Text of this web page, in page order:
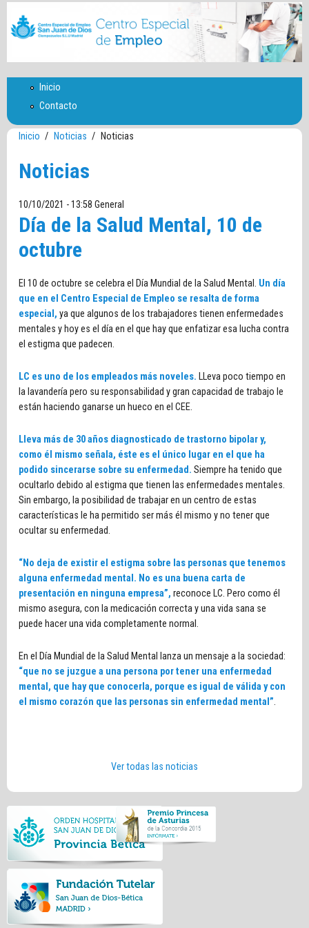
Inicio
Contacto
Inicio / Noticias / Noticias
Noticias
10/10/2021 - 13:58 General
Día de la Salud Mental, 10 de
octubre
El 10 de octubre se celebra el Día Mundial de la Salud Mental. Un día
que en el Centro Especial de Empleo se resalta de forma
especial, ya que algunos de los trabajadores tienen enfermedades
mentales y hoy es el día en el que hay que enfatizar esa lucha contra
el estigma que padecen.
LC es uno de los empleados más noveles. LLeva poco tiempo en
la lavandería pero su responsabilidad y gran capacidad de trabajo le
están haciendo ganarse un hueco en el CEE.
Lleva más de 30 años diagnosticado de trastorno bipolar y,
como él mismo señala, éste es el único lugar en el que ha
podido sincerarse sobre su enfermedad. Siempre ha tenido que
ocultarlo debido al estigma que tienen las enfermedades mentales.
Sin embargo, la posibilidad de trabajar en un centro de estas
características le ha permitido ser más él mismo y no tener que
ocultar su enfermedad.
“No deja de existir el estigma sobre las personas que tenemos
alguna enfermedad mental. No es una buena carta de
presentación en ninguna empresa”, reconoce LC. Pero como él
mismo asegura, con la medicación correcta y una vida sana se
puede hacer una vida completamente normal.
En el Día Mundial de la Salud Mental lanza un mensaje a la sociedad:
“que no se juzgue a una persona por tener una enfermedad
mental, que hay que conocerla, porque es igual de válida y con
el mismo corazón que las personas sin enfermedad mental”.
Ver todas las noticias